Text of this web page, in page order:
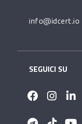
info@idcert.io
SEGUICI SU